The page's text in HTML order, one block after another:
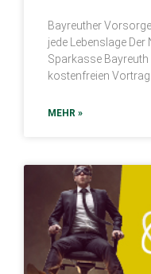
Bayreuther
jede Lebenslage
Sparkasse
kostenfreien
MEHR »